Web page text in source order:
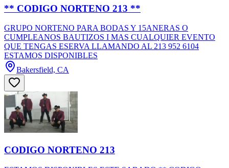
** CODIGO NORTENO 213 **
GRUPO NORTENO PARA BODAS Y 15ANERAS O
CUMPLEANOS BAUTIZOS I MAS CUALQUIER EVENTO
QUE TENGAS ESERVA LLAMANDO AL 213 952 6104
ESTAMOS DISPONIBLES
Bakersfield, CA
CODIGO NORTENO 213